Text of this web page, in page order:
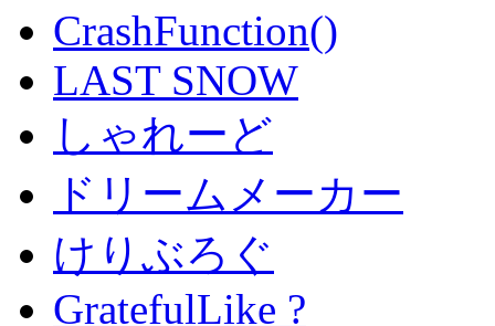
CrashFunction()
LAST SNOW
しゃれーど
ドリームメーカー
けりぶろぐ
GratefulLike ?